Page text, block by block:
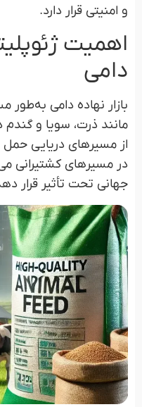
و امنیتی قرار دارد.
اهمیت
دامی
بازار نهاده دامی
مانند ذرت، سویا و گندم
از مسیرهای دریایی
در مسیرهای کشتیرانی
جهانی تحت تأثیر قرار